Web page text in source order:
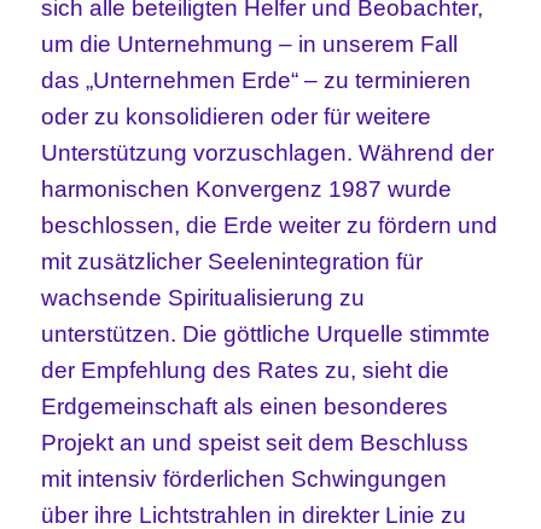
sich alle beteiligten Helfer und Beobachter,
um die Unternehmung – in unserem Fall
das „Unternehmen Erde“ – zu terminieren
oder zu konsolidieren oder für weitere
Unterstützung vorzuschlagen. Während der
harmonischen Konvergenz 1987 wurde
beschlossen, die Erde weiter zu fördern und
mit zusätzlicher Seelenintegration für
wachsende Spiritualisierung zu
unterstützen. Die göttliche Urquelle stimmte
der Empfehlung des Rates zu, sieht die
Erdgemeinschaft als einen besonderes
Projekt an und speist seit dem Beschluss
mit intensiv förderlichen Schwingungen
über ihre Lichtstrahlen in direkter Linie zu